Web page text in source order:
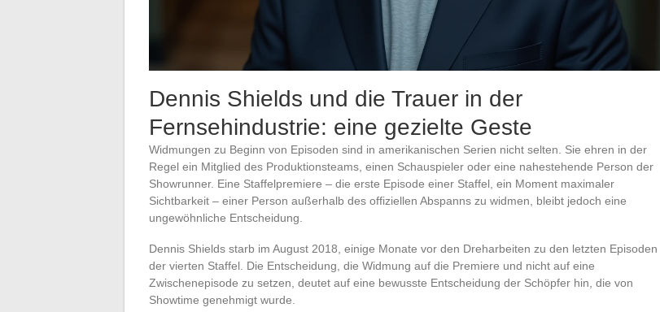
Dennis Shields und die Trauer in der
Fernsehindustrie: eine gezielte Geste
Widmungen zu Beginn von Episoden sind in amerikanischen Serien nicht selten. Sie ehren in der
Regel ein Mitglied des Produktionsteams, einen Schauspieler oder eine nahestehende Person der
Showrunner. Eine Staffelpremiere – die erste Episode einer Staffel, ein Moment maximaler
Sichtbarkeit – einer Person außerhalb des offiziellen Abspanns zu widmen, bleibt jedoch eine
ungewöhnliche Entscheidung.
Dennis Shields starb im August 2018, einige Monate vor den Dreharbeiten zu den letzten Episoden
der vierten Staffel. Die Entscheidung, die Widmung auf die Premiere und nicht auf eine
Zwischenepisode zu setzen, deutet auf eine bewusste Entscheidung der Schöpfer hin, die von
Showtime genehmigt wurde.